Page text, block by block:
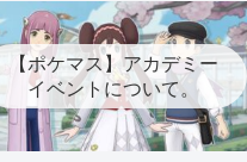
【ポケマス】アカデミー
イベントについて。